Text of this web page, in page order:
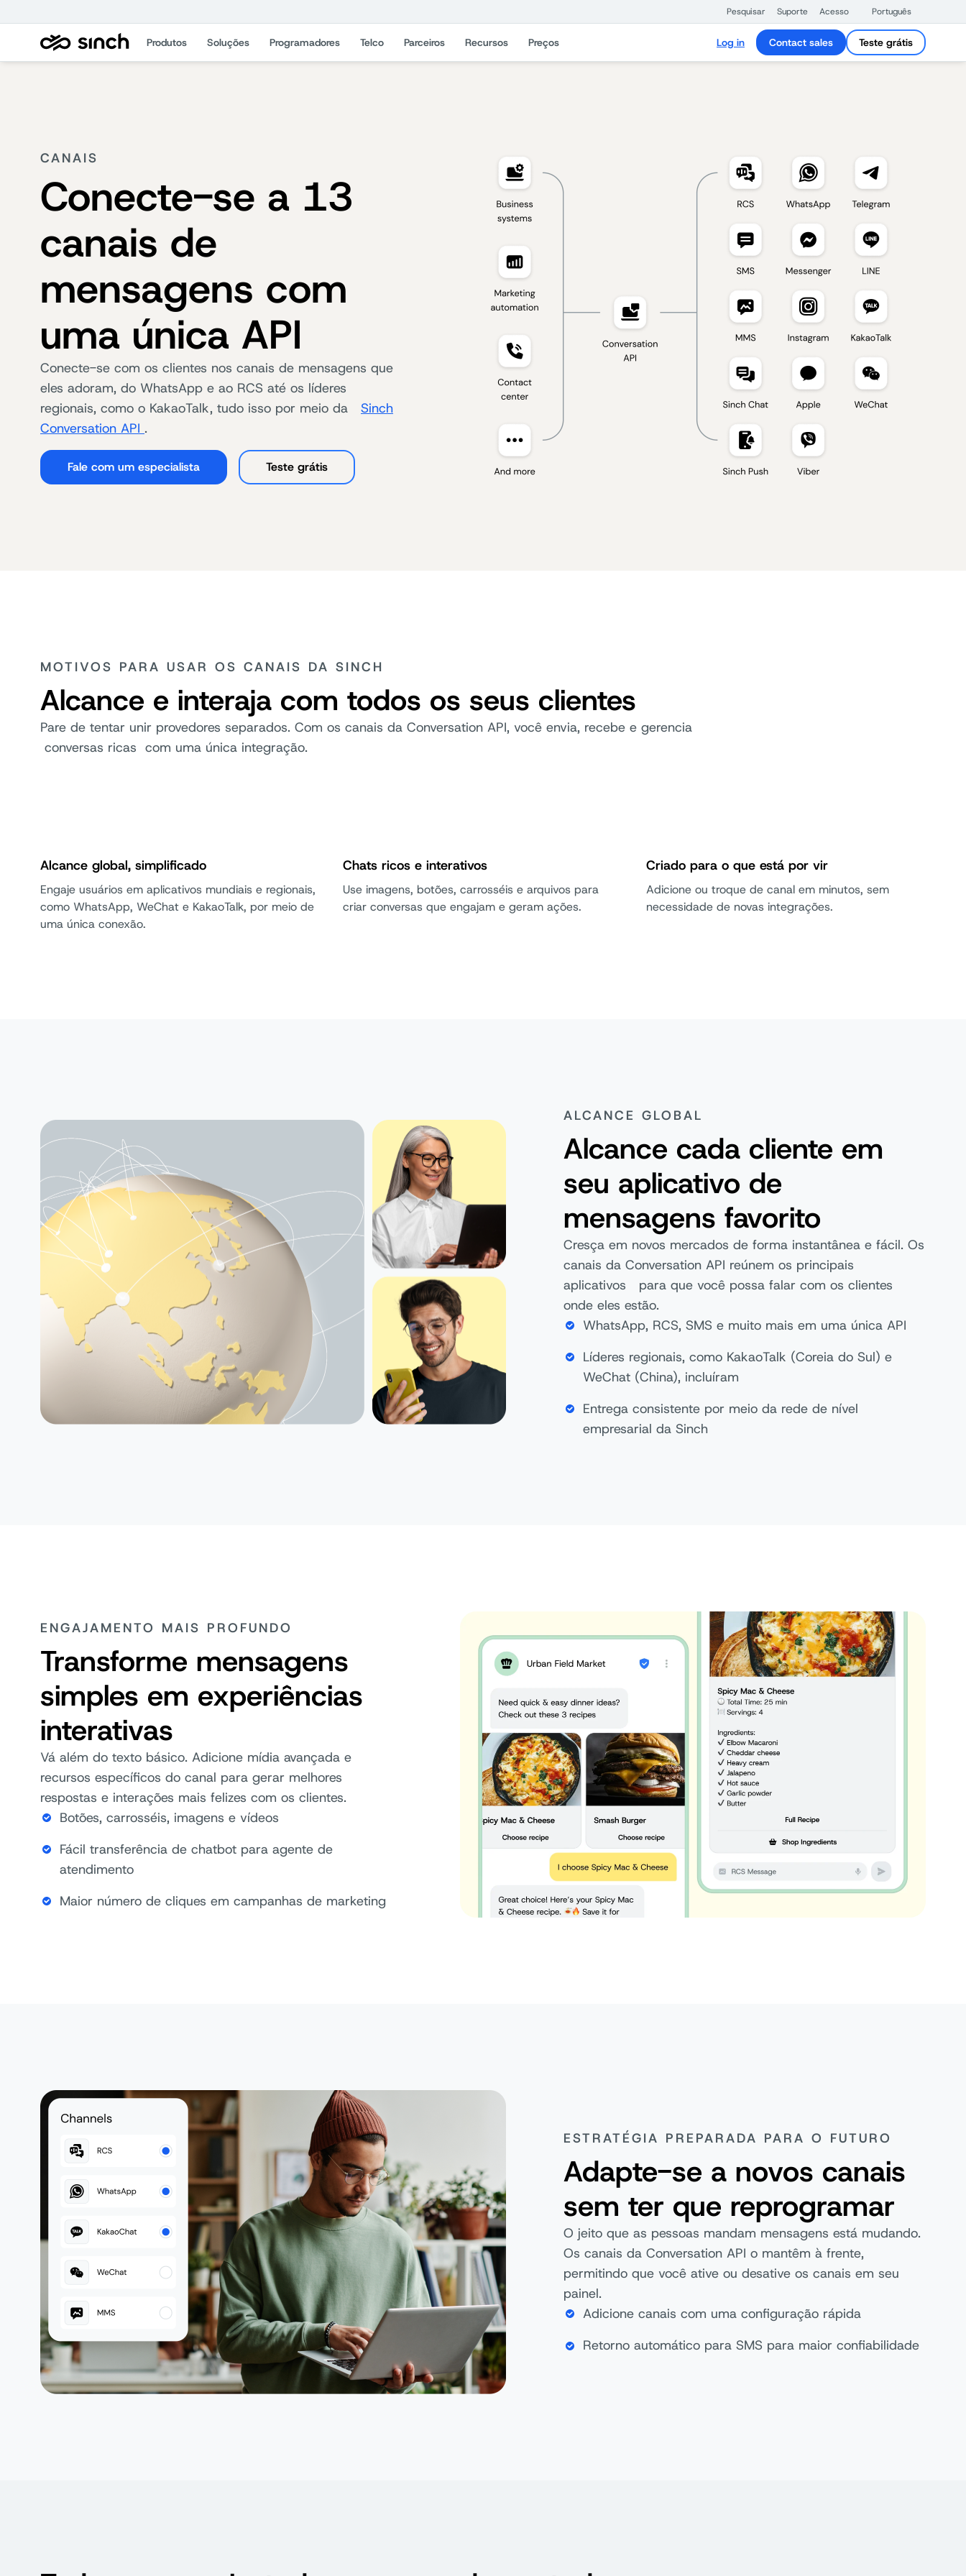
Pesquisar Suporte Acesso Português
Produtos Soluções Programadores Telco Parceiros Recursos Preços Log in Contact sales Teste grátis
CANAIS
Conecte-se a 13
canais de
mensagens com
uma única API
Conecte-se com os clientes nos canais de mensagens que
eles adoram, do WhatsApp e ao RCS até os líderes
regionais, como o KakaoTalk, tudo isso por meio da Sinch
Conversation API .
Fale com um especialista Teste grátis
MOTIVOS PARA USAR OS CANAIS DA SINCH
Alcance e interaja com todos os seus clientes
Pare de tentar unir provedores separados. Com os canais da Conversation API, você envia, recebe e gerencia
conversas ricas com uma única integração.
Alcance global, simplificado
Engaje usuários em aplicativos mundiais e regionais,
como WhatsApp, WeChat e KakaoTalk, por meio de
uma única conexão.
Chats ricos e interativos
Use imagens, botões, carrosséis e arquivos para
criar conversas que engajam e geram ações.
Criado para o que está por vir
Adicione ou troque de canal em minutos, sem
necessidade de novas integrações.
ALCANCE GLOBAL
Alcance cada cliente em
seu aplicativo de
mensagens favorito
Cresça em novos mercados de forma instantânea e fácil. Os
canais da Conversation API reúnem os principais
aplicativos para que você possa falar com os clientes
onde eles estão.
WhatsApp, RCS, SMS e muito mais em uma única API
Líderes regionais, como KakaoTalk (Coreia do Sul) e
WeChat (China), incluíram
Entrega consistente por meio da rede de nível
empresarial da Sinch
ENGAJAMENTO MAIS PROFUNDO
Transforme mensagens
simples em experiências
interativas
Vá além do texto básico. Adicione mídia avançada e
recursos específicos do canal para gerar melhores
respostas e interações mais felizes com os clientes.
Botões, carrosséis, imagens e vídeos
Fácil transferência de chatbot para agente de
atendimento
Maior número de cliques em campanhas de marketing
ESTRATÉGIA PREPARADA PARA O FUTURO
Adapte-se a novos canais
sem ter que reprogramar
O jeito que as pessoas mandam mensagens está mudando.
Os canais da Conversation API o mantêm à frente,
permitindo que você ative ou desative os canais em seu
painel.
Adicione canais com uma configuração rápida
Retorno automático para SMS para maior confiabilidade